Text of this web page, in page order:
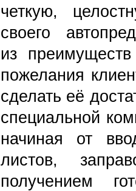
четкую,
своего
из
пожелания
сделать её
специальной
начиная от
листов,
получением